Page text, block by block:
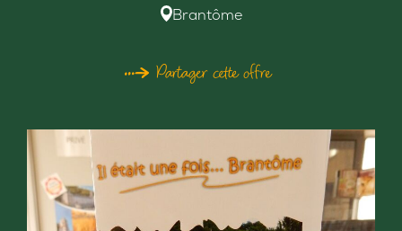
Brantôme
Partager cette offre